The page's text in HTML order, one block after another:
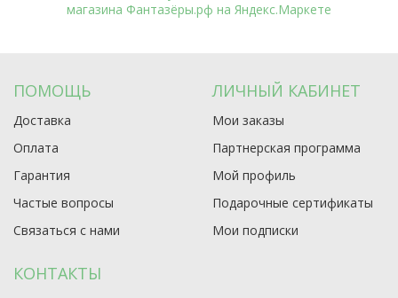
ПОМОЩЬ
Доставка
Оплата
Гарантия
Частые вопросы
Связаться с нами
ЛИЧНЫЙ КАБИНЕТ
Мои заказы
Партнерская программа
Мой профиль
Подарочные сертификаты
Мои подписки
КОНТАКТЫ